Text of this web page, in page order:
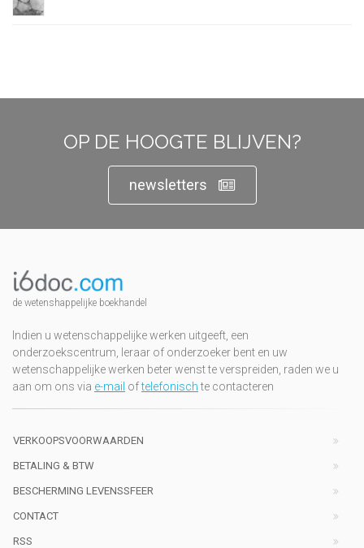
OP DE HOOGTE BLIJVEN?
newsletters
de wetenshappelijke boekhandel
Indien u wetenschappelijke werken uitgeeft, een
onderzoekscentrum, leraar of onderzoeker bent en uw
wetenschappelijke werken beter wenst te verspreiden, raden we u
aan om ons via e-mail oftelefonischte contacteren
VERKOOPSVOORWAARDEN
BETALING & BTW
BESCHERMING LEVENSSFEER
CONTACT
RSS